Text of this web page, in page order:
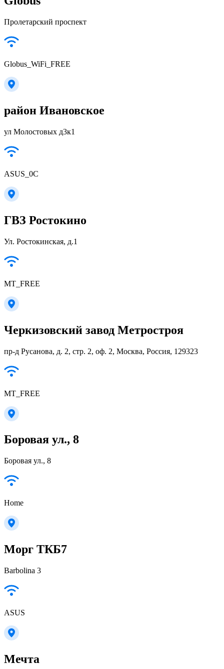
Пролетарский проспект
Globus_WiFi_FREE
район Ивановское
ул Молостовых д3к1
ASUS_0C
ГВЗ Ростокино
Ул. Ростокинская, д.1
MT_FREE
Черкизовский завод Метростроя
пр-д Русанова, д. 2, стр. 2, оф. 2, Москва, Россия, 129323
MT_FREE
Боровая ул., 8
Боровая ул., 8
Home
Морг ТКБ7
Barbolina 3
ASUS
Мечта